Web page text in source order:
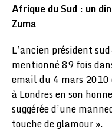
Afrique du Sud : un
Zuma
L’ancien président
mentionné 89 fois
email du 4 mars 2010
à Londres en son
suggérée d’une
touche de glamour ».